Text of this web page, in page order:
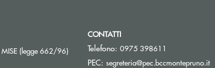
(legge 662/96)Apre una nuova finestra
CONTATTI
Telefono: 0975 398611
PEC: segreteria@pec.bccmontepruno.it